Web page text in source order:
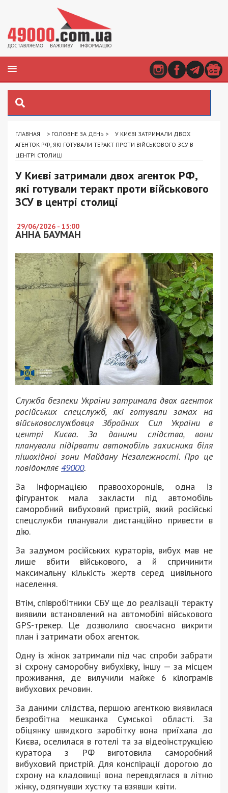
ГЛАВНАЯ > ГОЛОВНЕ ЗА ДЕНЬ >
У КИЄВІ ЗАТРИМАЛИ ДВОХ
АГЕНТОК РФ, ЯКІ ГОТУВАЛИ ТЕРАКТ ПРОТИ ВІЙСЬКОВОГО ЗСУ В
ЦЕНТРІ СТОЛИЦІ
У Києві затримали двох агенток РФ,
які готували теракт проти військового
ЗСУ в центрі столиці
29/06/2026 - 15:00
АННА БАУМАН
Служба безпеки України затримала двох агенток
російських спецслужб, які готували замах на
військовослужбовця Збройних Сил України в
центрі Києва. За даними слідства, вони
планували підірвати автомобіль захисника біля
пішохідної зони Майдану Незалежності. Про це
повідомляє 49000.
За інформацією правоохоронців, одна із
фігуранток мала закласти під автомобіль
саморобний вибуховий пристрій, який російські
спецслужби планували дистанційно привести в
дію.
За задумом російських кураторів, вибух мав не
лише вбити військового, а й спричинити
максимальну кількість жертв серед цивільного
населення.
Втім, співробітники СБУ ще до реалізації теракту
виявили встановлений на автомобілі військового
GPS-трекер. Це дозволило своєчасно викрити
план і затримати обох агенток.
Одну із жінок затримали під час спроби забрати
зі схрону саморобну вибухівку, іншу — за місцем
проживання, де вилучили майже 6 кілограмів
вибухових речовин.
За даними слідства, першою агенткою виявилася
безробітна мешканка Сумської області. За
обіцянку швидкого заробітку вона приїхала до
Києва, оселилася в готелі та за відеоінструкцією
куратора з РФ виготовила саморобний
вибуховий пристрій. Для конспірації дорогою до
схрону на кладовищі вона перевдяглася в літню
жінку, одягнувши хустку та взявши квіти.